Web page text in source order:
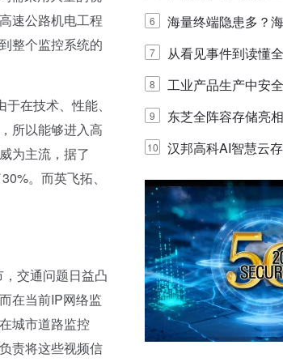
速公路机电工程
整个监控系统的
在技术、性能、
所以能够进入高
为主流，据了
。而英飞拓、
交通问题日益凸
在当前IP网络监
城市道路监控
责将这些视频信
E IQ 3.20开启安防
6
海量终端隐患多？
联安全产品，四层
7
从看见事件到读懂
E IQ 3.20开启安防
8
工业产品生产中安
的实践与探讨
9
东芝全阵容存储亮
y，以海量数据底座
体验
10
汉邦高科AI智慧云
目太阳能多摄球机